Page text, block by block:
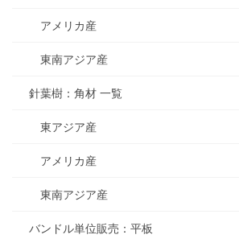
アメリカ産
東南アジア産
針葉樹：角材 一覧
東アジア産
アメリカ産
東南アジア産
バンドル単位販売：平板